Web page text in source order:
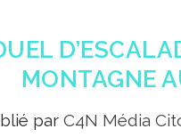
MONTAGNE
parC4N Média